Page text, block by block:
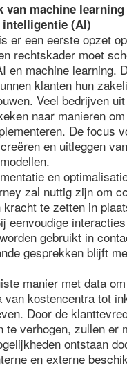
van machine
(AI)
er een eerste opzet
rechtskader moet
en machine learning.
klanten hun
Veel bedrijven
naar manieren
De focus
en uitleggen
en
zal nuttig zijn om
kracht te zetten in
eenvoudige
gebruikt in
gesprekken blijft
manier met data
van kostencentra tot
Door de
te verhogen, zullen er
ontstaan
en externe